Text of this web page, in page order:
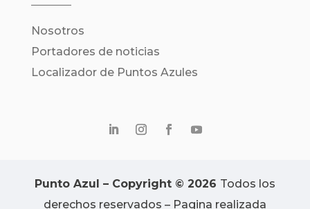
Nosotros
Portadores de noticias
Localizador de Puntos Azules
Punto Azul – Copyright © 2026 Todos los
derechos reservados – Pagina realizada